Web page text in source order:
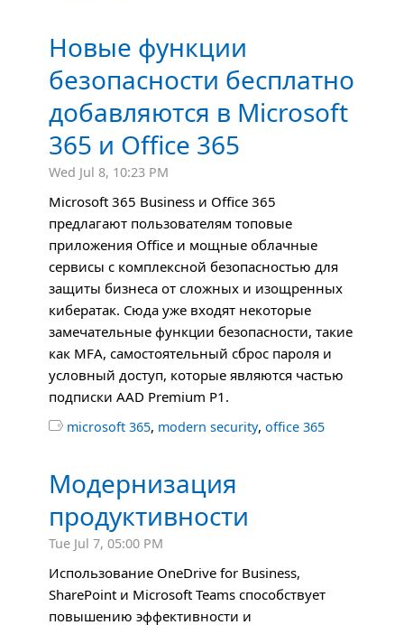
Новые функции
безопасности бесплатно
добавляются в Microsoft
365 и Office 365
Wed Jul 8, 10:23 PM
Microsoft 365 Business и Office 365
предлагают пользователям топовые
приложения Office и мощные облачные
сервисы с комплексной безопасностью для
защиты бизнеса от сложных и изощренных
кибератак. Сюда уже входят некоторые
замечательные функции безопасности, такие
как MFA, самостоятельный сброс пароля и
условный доступ, которые являются частью
подписки AAD Premium P1.
 microsoft 365, modern security, office 365
Модернизация
продуктивности
Tue Jul 7, 05:00 PM
Использование OneDrive for Business,
SharePoint и Microsoft Teams способствует
повышению эффективности и